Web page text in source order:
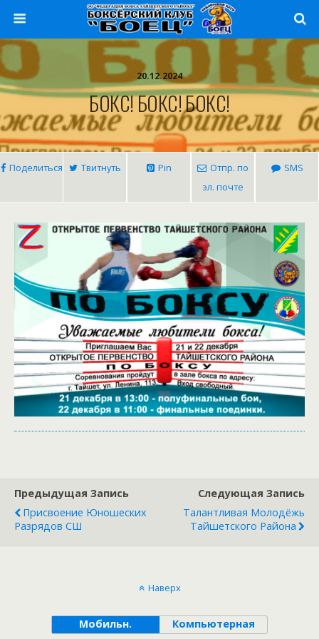
20.12.2024
БОКС! БОКС! БОКС!
Поделиться Твитнуть Pin
Отпр. по
эл. почте
SMS
Предыдущая Запись
Присвоение Юношеских
Разрядов СШ
Следующая Запись
Талантливая Молодёжь
Тайшетского Района
Наверх
Мобильн. Компьютерная